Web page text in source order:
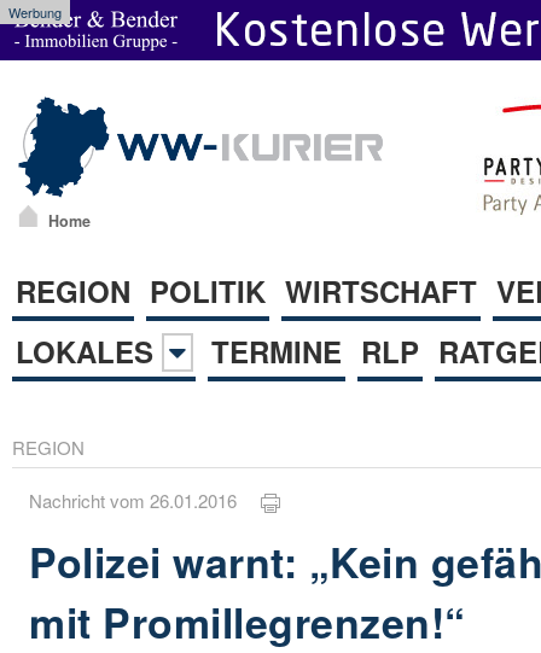
Werbung
Home
REGION POLITIK WIRTSCHAFT
LOKALES
TERMINE RLP
REGION
Nachricht vom 26.01.2016
Polizei warnt: „Kein
mit Promillegrenzen!“